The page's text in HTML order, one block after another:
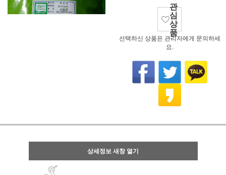
관
심
상
품
선택하신 상품은 관리자에게 문의하세
요.
상세정보 새창 열기